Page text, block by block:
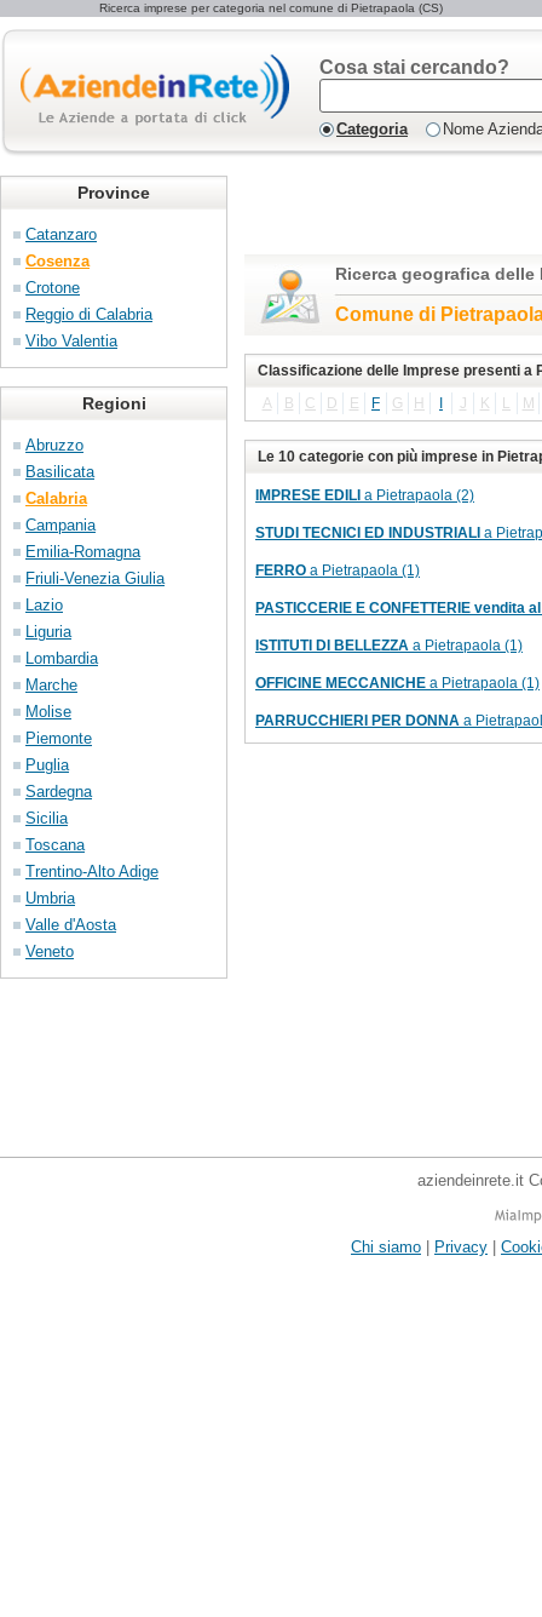
Ricerca imprese per categoria nel comune di Pietrapaola (CS)
Cosa stai cercando?
Categoria Nome
Province
Catanzaro
Cosenza
Crotone
Reggio di Calabria
Vibo Valentia
Regioni
Abruzzo
Basilicata
Calabria
Campania
Emilia-Romagna
Friuli-Venezia Giulia
Lazio
Liguria
Lombardia
Marche
Molise
Piemonte
Puglia
Sardegna
Sicilia
Toscana
Trentino-Alto Adige
Umbria
Valle d'Aosta
Veneto
Ricerca geografica delle
Comune di
Classificazione delle Imprese presenti a
A
B C D E F G H J K L M
Le 10 categorie con più imprese in
IMPRESE EDILI a Pietrapaola (2)
STUDI TECNICI ED INDUSTRIALI a
FERRO a Pietrapaola (1)
PASTICCERIE E CONFETTERIE vendita
ISTITUTI DI BELLEZZA a Pietrapaola (1)
OFFICINE MECCANICHE a Pietrapaola (1)
PARRUCCHIERI PER DONNA a
aziendeinrete.it
Chi siamo | Privacy |